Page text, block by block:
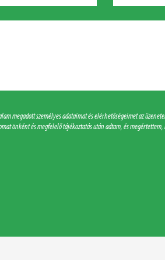
megadott személyes adataimat és elérhetőségeimet az
önként és megfelelő tájékoztatás után adtam, és